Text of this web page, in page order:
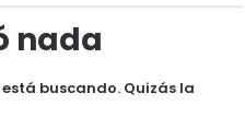
nada
buscando. Quizás la